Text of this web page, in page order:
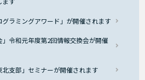
グラミングアワード」が開催されます
」令和元年度第2回情報交換会が開催
北支部」セミナーが開催されます